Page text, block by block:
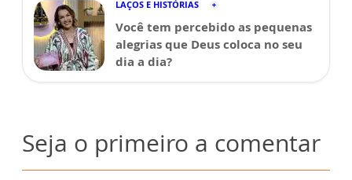
LAÇOS E HISTÓRIAS
Você tem percebido as pequenas
alegrias que Deus coloca no seu
dia a dia?
Seja o primeiro a comentar